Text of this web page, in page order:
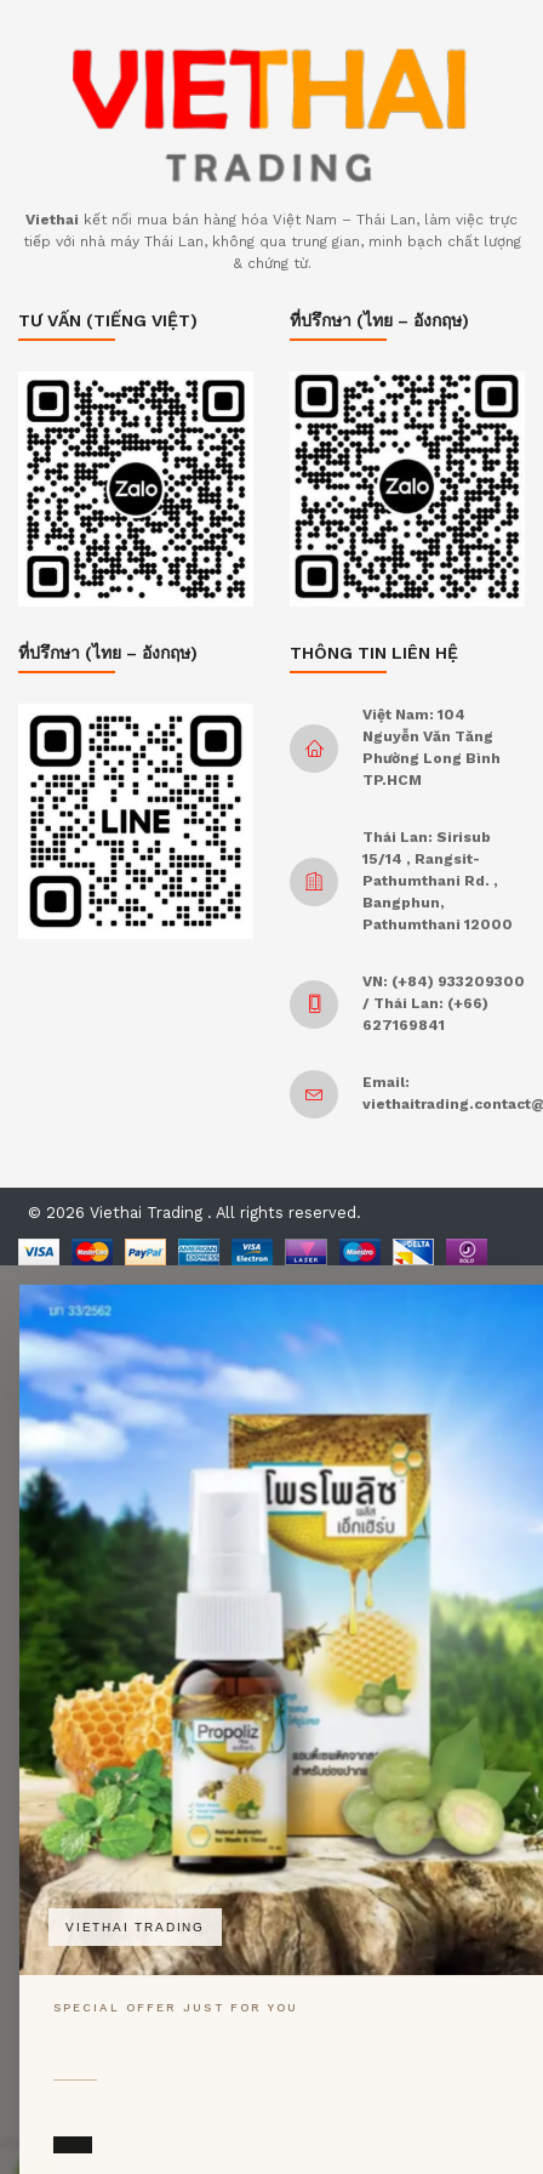
Viethai kết nối mua bán hàng hóa Việt Nam – Thái Lan, làm việc trực
tiếp với nhà máy Thái Lan, không qua trung gian, minh bạch chất lượng
& chứng từ.
TƯ VẤN (TIẾNG VIỆT) ที่ปรึกษา (ไทย – อังกฤษ)
ที่ปรึกษา (ไทย – อังกฤษ) THÔNG TIN LIÊN HỆ
Việt Nam: 104
Nguyễn Văn Tăng
Phường Long Bình
TP.HCM
Thái Lan: Sirisub
15/14 , Rangsit-
Pathumthani Rd. ,
Bangphun,
Pathumthani 12000
VN: (+84) 933209300
/ Thái Lan: (+66)
627169841
Email:
© 2026 Viethai Trading . All rights reserved.
VIETHAI TRADING
SPECIAL OFFER JUST FOR YOU